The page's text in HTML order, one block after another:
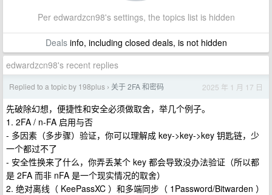
Per edwardzcn98's settings, the topics list is hidden
Dealsinfo, including closed deals, is not hidden
edwardzcn98's recent replies
Replied to a topic by 198plus › 关于 2FA 和密码 2025 年 1 月 17 日
先破除幻想，便捷性和安全必须做取舍，举几个例子。
1. 2FA / n-FA 启用与否
- 多因素（多步骤）验证，你可以理解成 key->key->key 钥匙链，少
一个都过不了
- 安全性换来了什么，你弄丢某个 key 都会导致没办法验证（所以都
是 2FA 而非 nFA 是一个现实情况的取舍）
2. 绝对离线（ KeePassXC ）和多端同步（ 1Password/Bitwarden ）